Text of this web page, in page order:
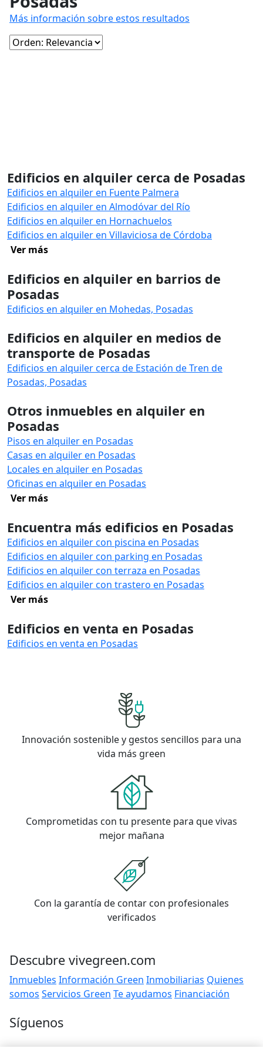
Más información sobre estos resultados
Edificios en alquiler cerca de Posadas
Edificios en alquiler en Fuente Palmera
Edificios en alquiler en Almodóvar del Río
Edificios en alquiler en Hornachuelos
Edificios en alquiler en Villaviciosa de Córdoba
Ver más
Edificios en alquiler en barrios de
Posadas
Edificios en alquiler en Mohedas, Posadas
Edificios en alquiler en medios de
transporte de Posadas
Edificios en alquiler cerca de Estación de Tren de
Posadas, Posadas
Otros inmuebles en alquiler en
Posadas
Pisos en alquiler en Posadas
Casas en alquiler en Posadas
Locales en alquiler en Posadas
Oficinas en alquiler en Posadas
Ver más
Encuentra más edificios en Posadas
Edificios en alquiler con piscina en Posadas
Edificios en alquiler con parking en Posadas
Edificios en alquiler con terraza en Posadas
Edificios en alquiler con trastero en Posadas
Ver más
Edificios en venta en Posadas
Edificios en venta en Posadas
Innovación sostenible y gestos sencillos para una
vida más green
Comprometidas con tu presente para que vivas
mejor mañana
Con la garantía de contar con profesionales
verificados
Descubre vivegreen.com
Inmuebles Información Green Inmobiliarias Quienes
somos Servicios Green Te ayudamos Financiación
Síguenos